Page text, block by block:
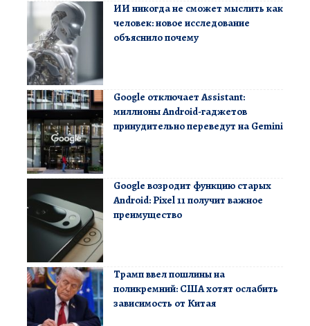
ИИ никогда не сможет мыслить как
человек: новое исследование
объяснило почему
Google отключает Assistant:
миллионы Android-гаджетов
принудительно переведут на Gemini
Google возродит функцию старых
Android: Pixel 11 получит важное
преимущество
Трамп ввел пошлины на
поликремний: США хотят ослабить
зависимость от Китая